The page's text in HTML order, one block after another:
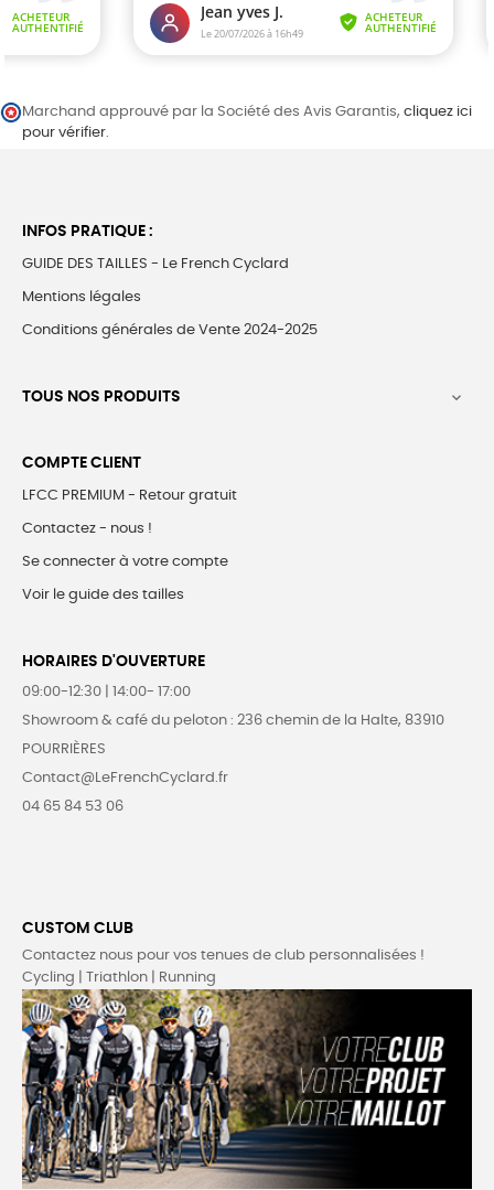
Marchand approuvé par la Société des Avis Garantis, cliquez ici
pour vérifier.
INFOS PRATIQUE :
GUIDE DES TAILLES - Le French Cyclard
Mentions légales
Conditions générales de Vente 2024-2025
TOUS NOS PRODUITS 
COMPTE CLIENT
LFCC PREMIUM - Retour gratuit
Contactez - nous !
Se connecter à votre compte
Voir le guide des tailles
HORAIRES D'OUVERTURE
09:00-12:30 | 14:00- 17:00
Showroom & café du peloton : 236 chemin de la Halte, 83910
POURRIÈRES
Contact@LeFrenchCyclard.fr
04 65 84 53 06
CUSTOM CLUB
Contactez nous pour vos tenues de club personnalisées !
Cycling | Triathlon | Running